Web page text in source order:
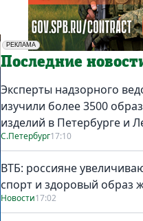
РЕКЛАМА
Социальная реклама
Последние
Эксперты надзорного
изучили более 3500
изделий в Петербурге и
С.Петербург17:10
ВТБ: россияне
спорт и здоровый образ
Новости17:02